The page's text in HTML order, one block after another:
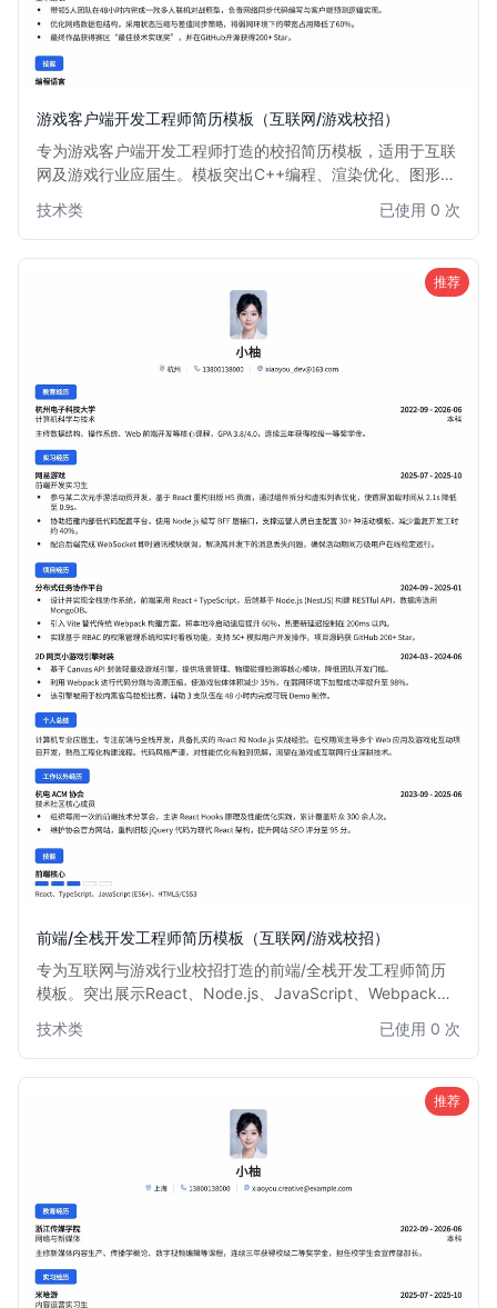
游戏客户端开发工程师简历模板（互联网/游戏校招）
专为游戏客户端开发工程师打造的校招简历模板，适用于互联
网及游戏行业应届生。模板突出C++编程、渲染优化、图形学
展示项目经历与技术栈，帮助求职者在校园招聘中脱颖而出。
技术类 已使用 0 次
推荐
前端/全栈开发工程师简历模板（互联网/游戏校招）
专为互联网与游戏行业校招打造的前端/全栈开发工程师简历
模板。突出展示React、Node.js、JavaScript、Webpack、
栈。适合计算机相关专业应届生及实习生使用，帮助求职者在
校招竞争中脱颖而出，精准匹配技术岗位需求。
技术类 已使用 0 次
推荐